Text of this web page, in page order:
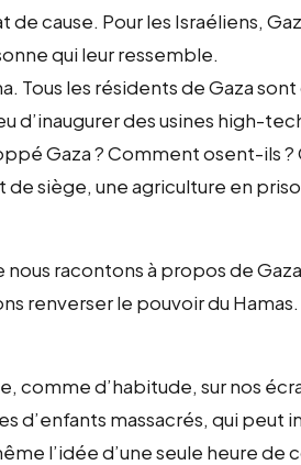
de cause. Pour les Israéliens,
qui leur ressemble.
Tous les résidents de Gaza
d’inaugurer des usines high-
Gaza ? Comment osent-ils
siège, une agriculture en
nous racontons à propos de
renverser le pouvoir du
comme d’habitude, sur nos
d’enfants massacrés, qui peut
l’idée d’une seule heure de